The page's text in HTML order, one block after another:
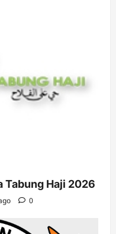
Tabung Haji 2026
0